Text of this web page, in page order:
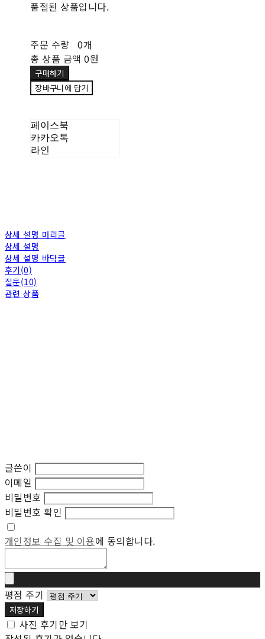
품절된 상품입니다.
주문 수량 0개
총 상품 금액 0원
구매하기
장바구니에 담기
페이스북
카카오톡
라인
상세 설명 머리글
상세 설명
상세 설명 바닥글
후기(0)
질문(10)
관련 상품
글쓴이
이메일
비밀번호
비밀번호 확인
개인정보 수집 및 이용에 동의합니다.
평점 주기
저장하기
사진 후기만 보기